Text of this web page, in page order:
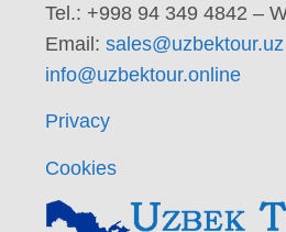
Tel.: +998 94 349 4842 –
Email: sales@uzbektour.uz
info@uzbektour.online
Privacy
Cookies